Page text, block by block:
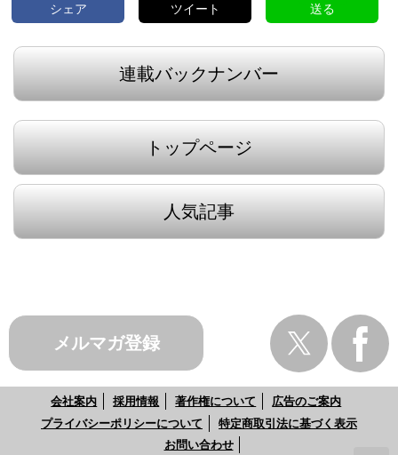
シェア ツイート 送る
連載バックナンバー
トップページ
人気記事
メルマガ登録
会社案内 採用情報 著作権について
広告のご案内
プライバシーポリシーについて
特定商取引法に基づく表示
お問い合わせ